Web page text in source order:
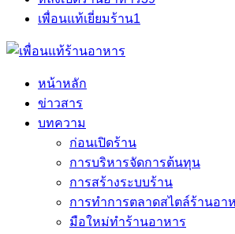
เพื่อนแท้เยี่ยมร้าน1
หน้าหลัก
ข่าวสาร
บทความ
ก่อนเปิดร้าน
การบริหารจัดการต้นทุน
การสร้างระบบร้าน
การทำการตลาดสไตล์ร้านอา
มือใหม่ทำร้านอาหาร